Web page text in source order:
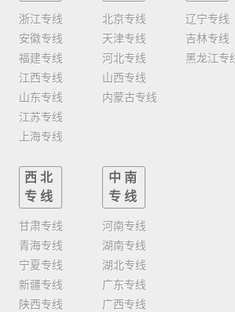
浙江专线
安徽专线
福建专线
江西专线
山东专线
江苏专线
上海专线
北京专线
天津专线
河北专线
山西专线
内蒙古专线
辽宁专线
吉林专线
黑龙江专
西北
专线
甘肃专线
青海专线
宁夏专线
新疆专线
陕西专线
中南
专线
河南专线
湖南专线
湖北专线
广东专线
广西专线